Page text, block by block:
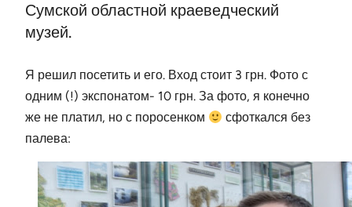
Сумской областной краеведческий
музей.
Я решил посетить и его. Вход стоит 3 грн. Фото с
одним (!) экспонатом- 10 грн. За фото, я конечно
же не платил, но с поросенком
сфоткался без
палева: